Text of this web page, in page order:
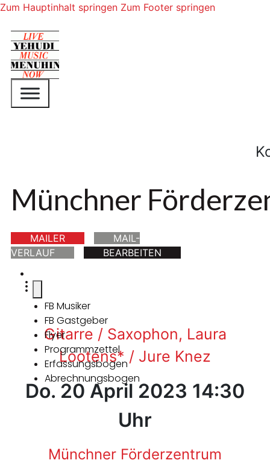
Zum Hauptinhalt springen Zum Footer springen
Münchner
MAILER
MAIL-
VERLAUF
BEARBEITEN
FB Musiker
FB Gastgeber
Flyer
Programmzettel
Erfassungsbogen
Abrechnungsbogen
Gitarre / Saxophon, Laura
Lootens* / Jure Knez
Do. 20 April 2023 14:30
Uhr
Münchner Förderzentrum